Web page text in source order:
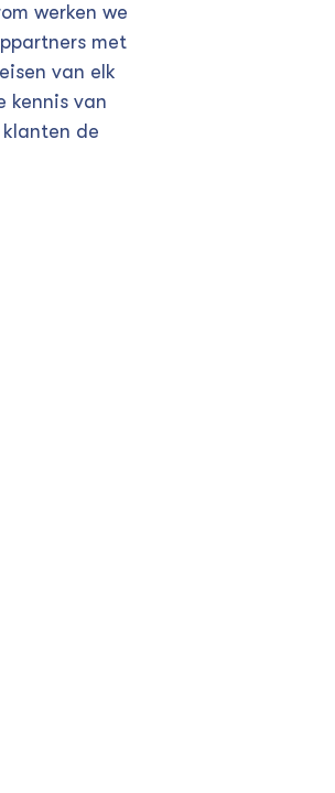
werken we
met
van elk
kennis van
de